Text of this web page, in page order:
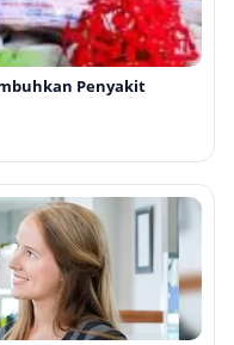
Penyakit